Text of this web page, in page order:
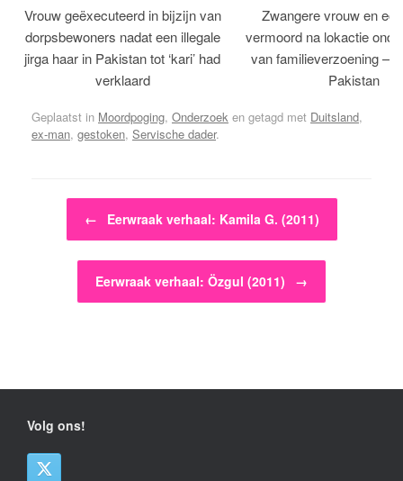
Vrouw geëxecuteerd in bijzijn van
dorpsbewoners nadat een illegale
jirga haar in Pakistan tot ‘kari’ had
verklaard
Zwangere vrouw en
vermoord na lokactie
van familieverzoening –
Pakistan
Geplaatst in Moordpoging, Onderzoek en getagd met Duitsland,
ex-man, gestoken, Servische dader.
Bericht navigatie
← Eerwraak verhaal: Kamila G. (2011)
Eerwraak verhaal: Özgul (2011) →
Volg ons!